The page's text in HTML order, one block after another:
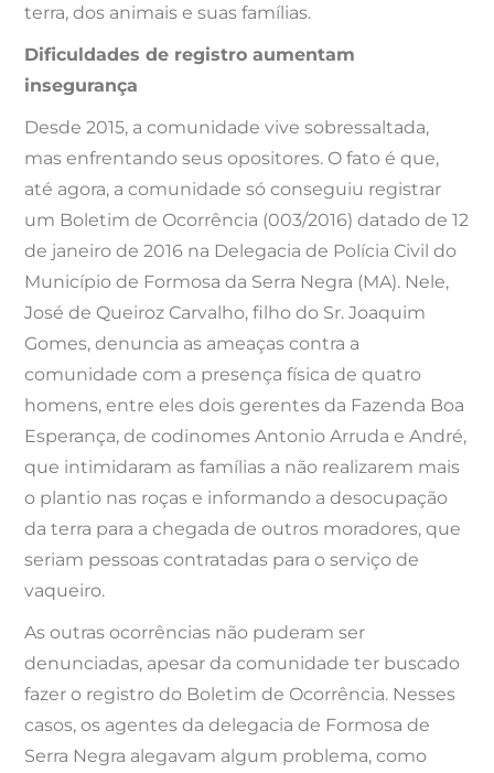
terra, dos animais e suas famílias.
Dificuldades de registro aumentam
insegurança
Desde 2015, a comunidade vive sobressaltada,
mas enfrentando seus opositores. O fato é que,
até agora, a comunidade só conseguiu registrar
um Boletim de Ocorrência (003/2016) datado de 12
de janeiro de 2016 na Delegacia de Polícia Civil do
Município de Formosa da Serra Negra (MA). Nele,
José de Queiroz Carvalho, filho do Sr. Joaquim
Gomes, denuncia as ameaças contra a
comunidade com a presença física de quatro
homens, entre eles dois gerentes da Fazenda Boa
Esperança, de codinomes Antonio Arruda e André,
que intimidaram as famílias a não realizarem mais
o plantio nas roças e informando a desocupação
da terra para a chegada de outros moradores, que
seriam pessoas contratadas para o serviço de
vaqueiro.
As outras ocorrências não puderam ser
denunciadas, apesar da comunidade ter buscado
fazer o registro do Boletim de Ocorrência. Nesses
casos, os agentes da delegacia de Formosa de
Serra Negra alegavam algum problema, como